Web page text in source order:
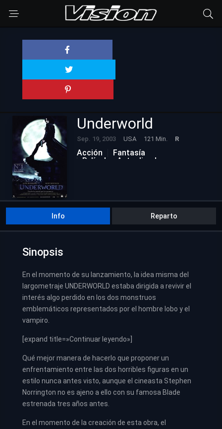
Underworld
Sep. 19, 2003 USA 121 Min. R
Acción
Fantasía
Películas Actualizadas
Info Reparto
Sinopsis
En el momento de su lanzamiento, la idea misma del
largometraje UNDERWORLD estaba dirigida a revivir el
interés algo perdido en los dos monstruos
emblemáticos representados por el hombre lobo y el
vampiro.
[expand title=»Continuar leyendo»]
Qué mejor manera de hacerlo que proponer un
enfrentamiento entre las dos horribles figuras en un
estilo nunca antes visto, aunque el cineasta Stephen
Norrington no es ajeno a ello con su famosa Blade
estrenada tres años antes.
En el momento de la creación de esta obra, el